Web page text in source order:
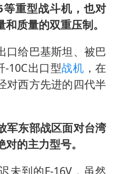
重型战斗机，也对
质量的双重压制。
口给巴基斯坦、被巴
-10C出口型战机 ，在
对西方先进的四代半
军东部战区面对台湾
的主力型号。
未到的F-16V，虽然